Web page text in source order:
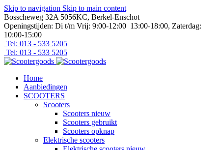
Skip to navigation Skip to main content
Bosscheweg 32A 5056KC, Berkel-Enschot
Openingstijden: Di t/m Vrij: 9:00-12:00 13:00-18:00, Zaterdag:
10:00-15:00
Tel: 013 - 533 5205
Tel: 013 - 533 5205
Home
Aanbiedingen
SCOOTERS
Scooters
Scooters nieuw
Scooters gebruikt
Scooters opknap
Elektrische scooters